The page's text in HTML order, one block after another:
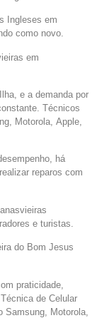
Ingleses em
como novo.
em
e a demanda por
Técnicos
Motorola, Apple,
há
reparos com
e turistas.
do Bom Jesus
praticidade,
de Celular
Motorola,